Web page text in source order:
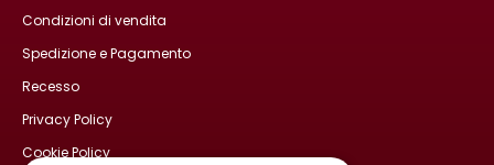
Condizioni di vendita
Spedizione e Pagamento
Recesso
Privacy Policy
Cookie Policy